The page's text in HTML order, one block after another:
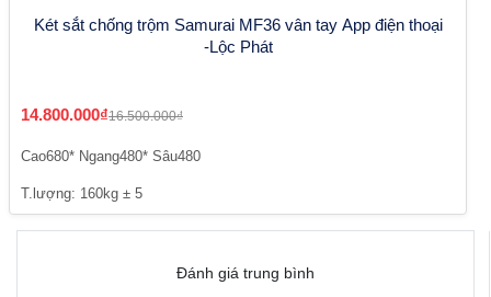
Két sắt chống trộm Samurai MF36 vân tay App điện thoại
-Lộc Phát
14.800.000₫16.500.000₫
Cao680* Ngang480* Sâu480
T.lượng: 160kg ± 5
Đánh giá trung bình